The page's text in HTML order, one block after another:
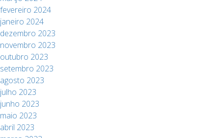
fevereiro 2024
janeiro 2024
dezembro 2023
novembro 2023
outubro 2023
setembro 2023
agosto 2023
julho 2023
junho 2023
maio 2023
abril 2023